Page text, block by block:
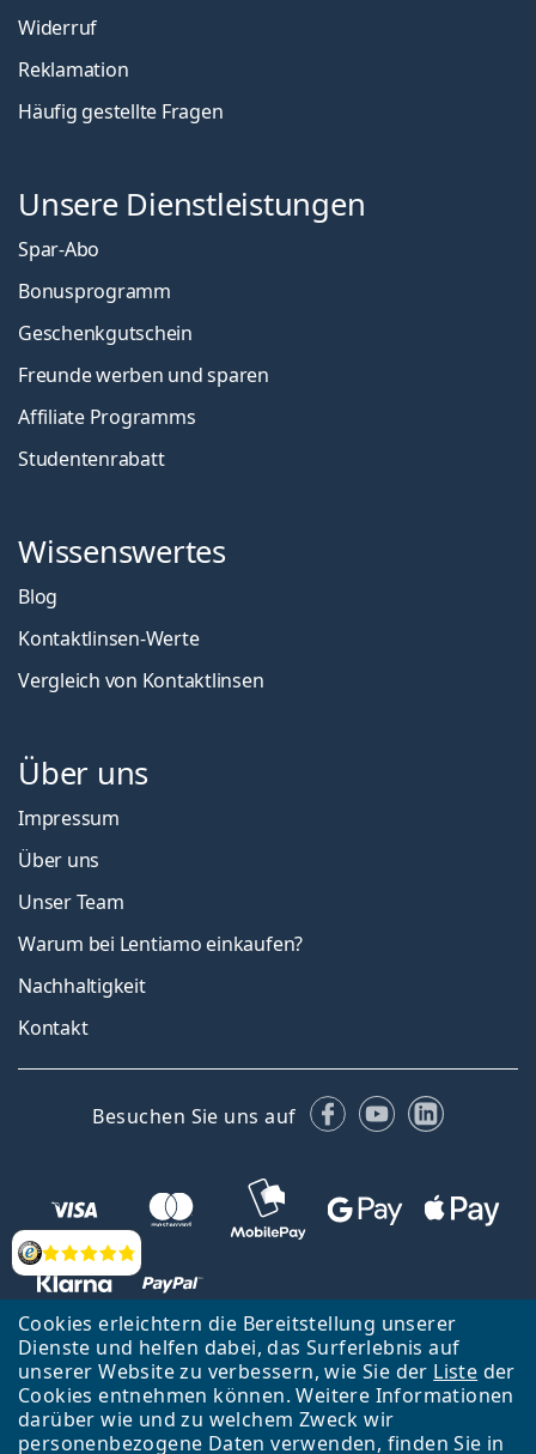
Cookies erleichtern die Bereitstellung unserer
Dienste und helfen dabei, das Surferlebnis auf
unserer Website zu verbessern, wie Sie der Liste der
Cookies entnehmen können. Weitere Informationen
darüber wie und zu welchem Zweck wir
personenbezogene Daten verwenden, finden Sie in
Bewertung
Widerruf
Reklamation
Häufig gestellte Fragen
Unsere Dienstleistungen
Spar-Abo
Bonusprogramm
Geschenkgutschein
Freunde werben und sparen
Affiliate Programms
Studentenrabatt
Wissenswertes
Blog
Kontaktlinsen-Werte
Vergleich von Kontaktlinsen
Über uns
Impressum
Über uns
Unser Team
Warum bei Lentiamo einkaufen?
Nachhaltigkeit
Kontakt
Besuchen Sie uns auf Facebook
YouTubeLinkedIn
Zurück zur Hauptseite
Nach oben
Lentiamo s.r.o., Tschechien ist Eigentümer und Betreiber des Online-
Shops Lentiamo.de
Seit 18 Jahren sind wir für Sie da.